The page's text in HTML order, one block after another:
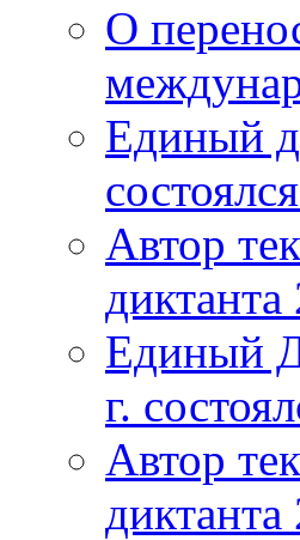
О
Единый
Автор
диктанта
Единый
г.
Автор
диктанта